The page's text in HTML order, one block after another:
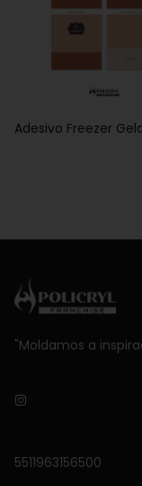
Adesivo Freezer
"Moldamos a
5511963156500